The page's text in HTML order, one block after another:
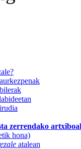
zerrendako
hona)
atalean